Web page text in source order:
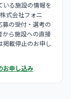
いる施設の情報を
式会社フォニ
の受付・選考の
から施設への直接
掲載停止のお申し
お申し込み